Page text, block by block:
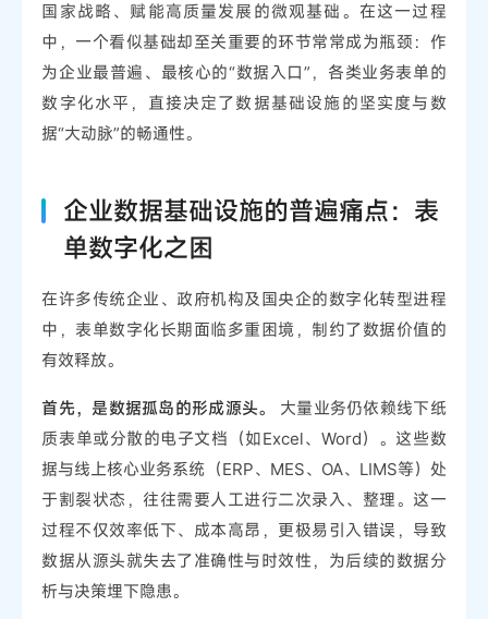
国家战略、赋能高质量发展的微观基础。在这一过程
中，一个看似基础却至关重要的环节常常成为瓶颈：作
为企业最普遍、最核心的“数据入口”，各类业务表单的
数字化水平，直接决定了数据基础设施的坚实度与数
据“大动脉”的畅通性。
企业数据基础设施的普遍痛点：表
单数字化之困
在许多传统企业、政府机构及国央企的数字化转型进程
中，表单数字化长期面临多重困境，制约了数据价值的
有效释放。
首先，是数据孤岛的形成源头。
大量业务仍依赖线下纸
质表单或分散的电子文档（如Excel、Word）。这些数
据与线上核心业务系统（ERP、MES、OA、LIMS等）处
于割裂状态，往往需要人工进行二次录入、整理。这一
过程不仅效率低下、成本高昂，更极易引入错误，导致
数据从源头就失去了准确性与时效性，为后续的数据分
析与决策埋下隐患。